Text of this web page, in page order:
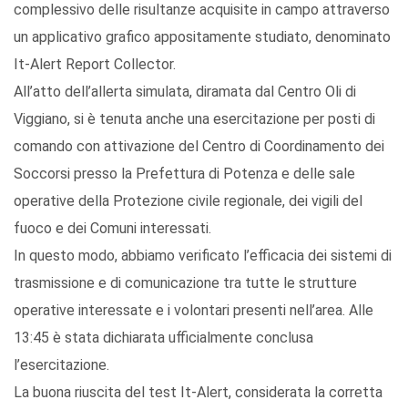
complessivo delle risultanze acquisite in campo attraverso
un applicativo grafico appositamente studiato, denominato
It-Alert Report Collector.
All’atto dell’allerta simulata, diramata dal Centro Oli di
Viggiano, si è tenuta anche una esercitazione per posti di
comando con attivazione del Centro di Coordinamento dei
Soccorsi presso la Prefettura di Potenza e delle sale
operative della Protezione civile regionale, dei vigili del
fuoco e dei Comuni interessati.
In questo modo, abbiamo verificato l’efficacia dei sistemi di
trasmissione e di comunicazione tra tutte le strutture
operative interessate e i volontari presenti nell’area. Alle
13:45 è stata dichiarata ufficialmente conclusa
l’esercitazione.
La buona riuscita del test It-Alert, considerata la corretta